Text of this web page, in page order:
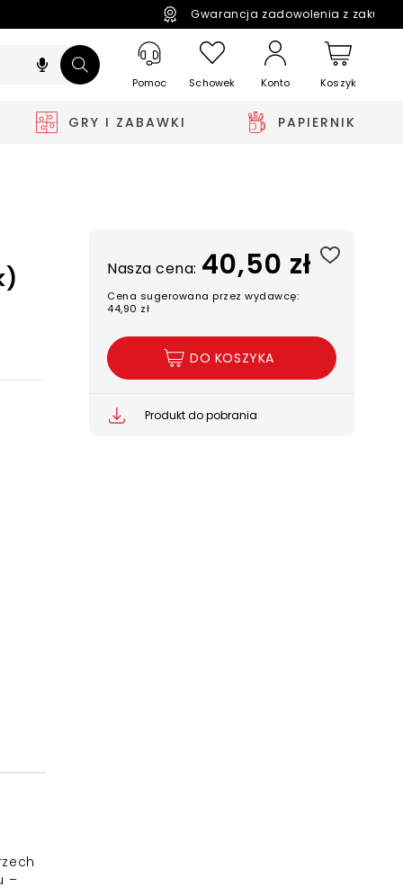
Gwarancja zadowolenia z
Pomoc Schowek Konto Koszyk
GRY I ZABAWKI PAPIERNIK
–
Nasza cena: 40,50 zł
Cena sugerowana przez wydawcę:
44,90 zł
DO KOSZYKA
Produkt do pobrania